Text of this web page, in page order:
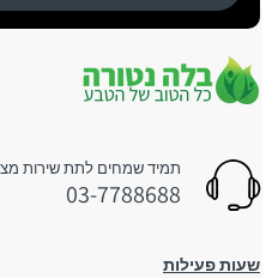
תמיד שמחים לתת שירות מצויין
03-7788688
שעות פעילות